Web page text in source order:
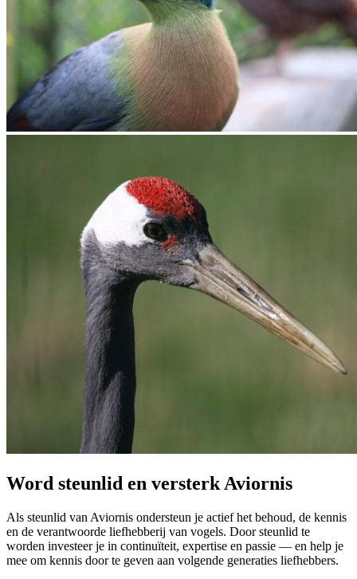
Word steunlid en versterk Aviornis
Als steunlid van Aviornis ondersteun je actief het behoud, de kennis
en de verantwoorde liefhebberij van vogels. Door steunlid te
worden investeer je in continuïteit, expertise en passie — en help je
mee om kennis door te geven aan volgende generaties liefhebbers.